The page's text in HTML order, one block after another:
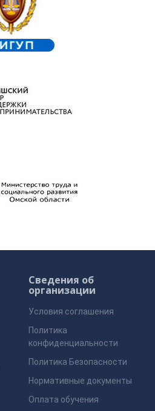
Сведения об
организации
Условия соглашения
Политика
конфиденциальности
Политика Безопасности
Нормативные документы
Оплата обучения